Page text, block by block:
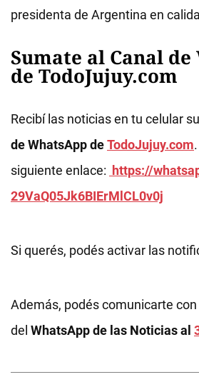
presidenta de Argentina en
Sumate al Canal
de TodoJujuy.com
Recibí las noticias en tu celular
de WhatsApp deTodoJujuy.com
siguiente enlace: https://
29VaQ05Jk6BIErMlCL0v0j
Si querés, podés activar las
Además, podés comunicarte
del WhatsApp de las Noticias al